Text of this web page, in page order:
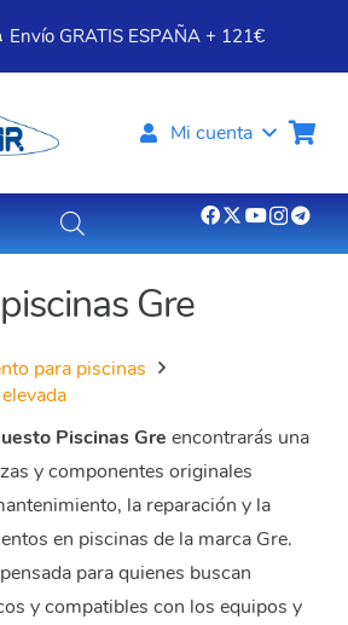
Envío GRATIS ESPAÑA + 121€
Mi cuenta
Gre
para piscinas
Piscinas Gre encontrarás una
y componentes originales
la reparación y la
en piscinas de la marca Gre.
para quienes buscan
y compatibles con los equipos y